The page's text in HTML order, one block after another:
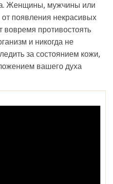
Женщины, мужчины или
от появления некрасивых
противостоять
и никогда не
за состоянием кожи,
вашего духа